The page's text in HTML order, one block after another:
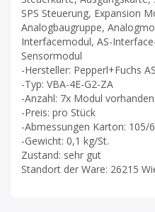
SPS Steuerung, Expansion
Analogbaugruppe,
Interfacemodul, AS-
Sensormodul
-Hersteller: Pepperl+Fuchs
-Typ: VBA-4E-G2-ZA
-Anzahl: 7x Modul vorhanden
-Preis: pro Stück
-Abmessungen Karton: 105/
-Gewicht: 0,1 kg/St.
Zustand: sehr gut
Standort der Ware: 26215